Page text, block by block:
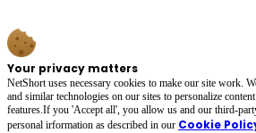
Your privacy matters
NetShort uses necessary cookies to make our site work.
and similar technologies on our sites to personalize
features.If you 'Accept all', you allow us and our third-
personal irformation as described in our Cookie